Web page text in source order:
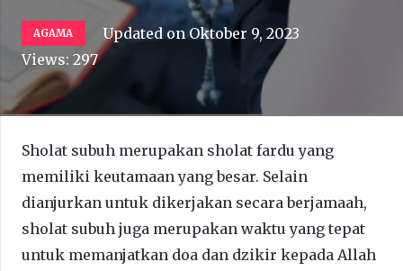
AGAMA Updated on Oktober 9, 2023
Views: 297
Sholat subuh merupakan sholat fardu yang
memiliki keutamaan yang besar. Selain
dianjurkan untuk dikerjakan secara berjamaah,
sholat subuh juga merupakan waktu yang tepat
untuk memanjatkan doa dan dzikir kepada Allah